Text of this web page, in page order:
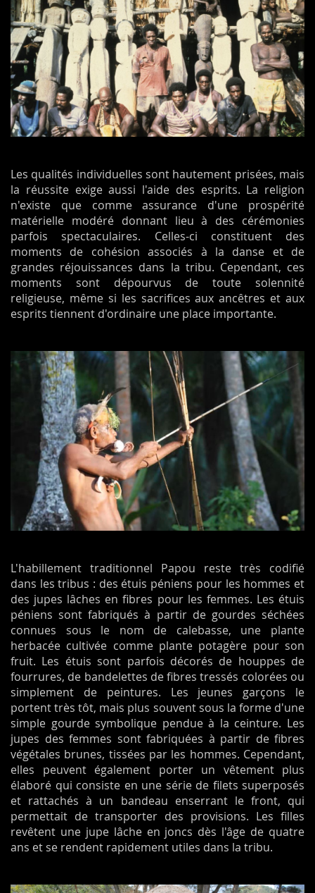
Les qualités individuelles sont hautement prisées, mais
la réussite exige aussi l'aide des esprits. La religion
n'existe que comme assurance d'une prospérité
matérielle modéré donnant lieu à des cérémonies
parfois spectaculaires. Celles-ci constituent des
moments de cohésion associés à la danse et de
grandes réjouissances dans la tribu. Cependant, ces
moments sont dépourvus de toute solennité
religieuse, même si les sacrifices aux ancêtres et aux
esprits tiennent d'ordinaire une place importante.
L'habillement traditionnel Papou reste très codifié
dans les tribus : des étuis péniens pour les hommes et
des jupes lâches en fibres pour les femmes. Les étuis
péniens sont fabriqués à partir de gourdes séchées
connues sous le nom de calebasse, une plante
herbacée cultivée comme plante potagère pour son
fruit. Les étuis sont parfois décorés de houppes de
fourrures, de bandelettes de fibres tressés colorées ou
simplement de peintures. Les jeunes garçons le
portent très tôt, mais plus souvent sous la forme d'une
simple gourde symbolique pendue à la ceinture. Les
jupes des femmes sont fabriquées à partir de fibres
végétales brunes, tissées par les hommes. Cependant,
elles peuvent également porter un vêtement plus
élaboré qui consiste en une série de filets superposés
et rattachés à un bandeau enserrant le front, qui
permettait de transporter des provisions. Les filles
revêtent une jupe lâche en joncs dès l'âge de quatre
ans et se rendent rapidement utiles dans la tribu.